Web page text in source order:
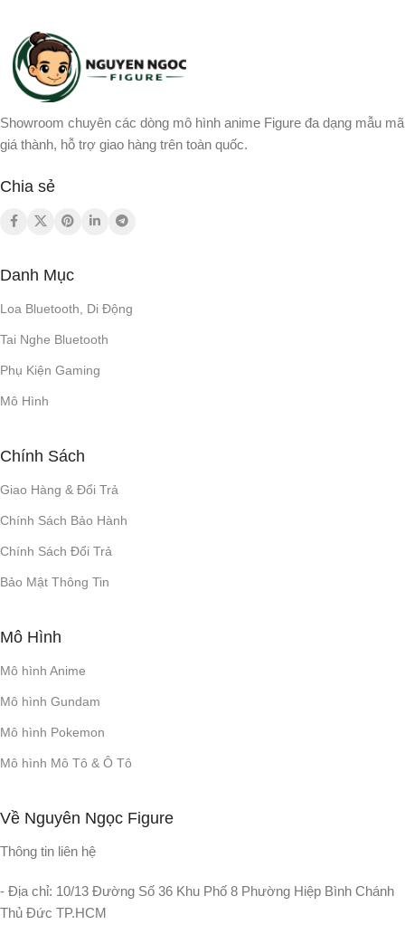
LOẠI PIN
THỜI LƯỢNG PIN
NGUỒN SẠC
CỔNG USB
HỖ TRỢ ĐỊNH DẠNG
mp3
BLUETOOTH
CẤU HÌNH BLUETOOTH
A2DP 1.4, AVRCP 1.6
MODULE PHÁT
KÍCH THƯỚC
439 x 240 x 192 mm / 17.3" x
9.5" x 7.6"
Showroom chuyên các dòng mô hình anime Figure đa dạng mẫu mã
giá thành, hỗ trợ giao hàng trên toàn quốc.
Chia sẻ
Danh Mục
Loa Bluetooth, Di Động
Tai Nghe Bluetooth
Phụ Kiện Gaming
Mô Hình
Chính Sách
Giao Hàng & Đổi Trả
Chính Sách Bảo Hành
Chính Sách Đổi Trả
Bảo Mật Thông Tin
Mô Hình
Mô hình Anime
Mô hình Gundam
Mô hình Pokemon
Mô hình Mô Tô & Ô Tô
Về Nguyên Ngọc Figure
Thông tin liên hệ
- Địa chỉ: 10/13 Đường Số 36 Khu Phố 8 Phường Hiệp Bình Chánh
Thủ Đức TP.HCM